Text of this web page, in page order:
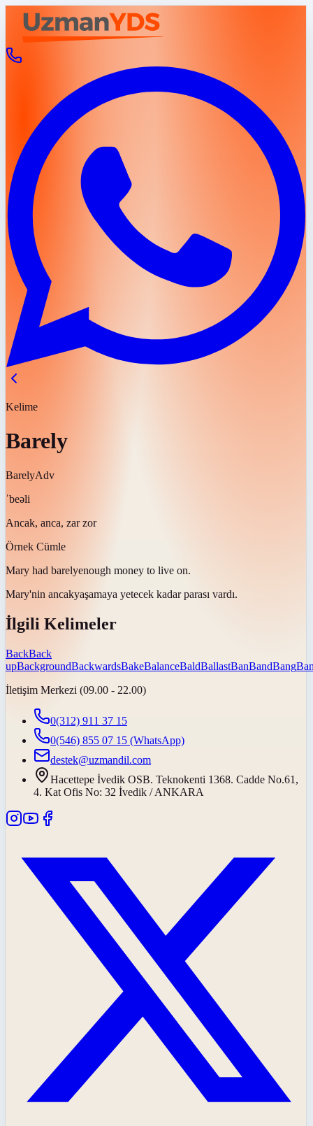
Kelime
Barely
BarelyAdv
ˈbeəli
Ancak, anca, zar zor
Örnek Cümle
Mary had barelyenough money to live on.
Mary'nin ancakyaşamaya yetecek kadar parası vardı.
İlgili Kelimeler
BackBack
upBackgroundBackwardsBakeBalanceBaldBallastBanBandBang
İletişim Merkezi (09.00 - 22.00)
0(312) 911 37 15
0(546) 855 07 15 (WhatsApp)
destek@uzmandil.com
Hacettepe İvedik OSB. Teknokenti 1368. Cadde No.61,
4. Kat Ofis No: 32 İvedik / ANKARA